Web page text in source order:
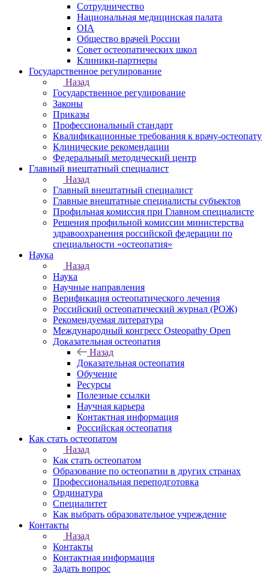
Сотрудничество
Национальная медицинская палата
OIA
Общество врачей России
Совет остеопатических школ
Клиники-партнеры
Государственное регулирование
Назад
Государственное регулирование
Законы
Приказы
Профессиональный стандарт
Квалификационные требования к врачу-остеопату
Клинические рекомендации
Федеральный методический центр
Главный внештатный специалист
Назад
Главный внештатный специалист
Главные внештатные специалисты субъектов
Профильная комиссия при Главном специалисте
Решения профильной комиссии министерства
здравоохранения российской федерации по
специальности «остеопатия»
Наука
Назад
Наука
Научные направления
Верификация остеопатического лечения
Российский остеопатический журнал (РОЖ)
Рекомендуемая литература
Международный конгресс Osteopathy Open
Доказательная остеопатия
Назад
Доказательная остеопатия
Обучение
Ресурсы
Полезные ссылки
Научная карьера
Контактная информация
Российская остеопатия
Как стать остеопатом
Назад
Как стать остеопатом
Образование по остеопатии в других странах
Профессиональная переподготовка
Ординатура
Специалитет
Как выбрать образовательное учреждение
Контакты
Назад
Контакты
Контактная информация
Задать вопрос